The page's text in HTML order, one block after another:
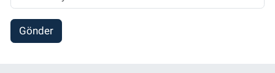
Gönder